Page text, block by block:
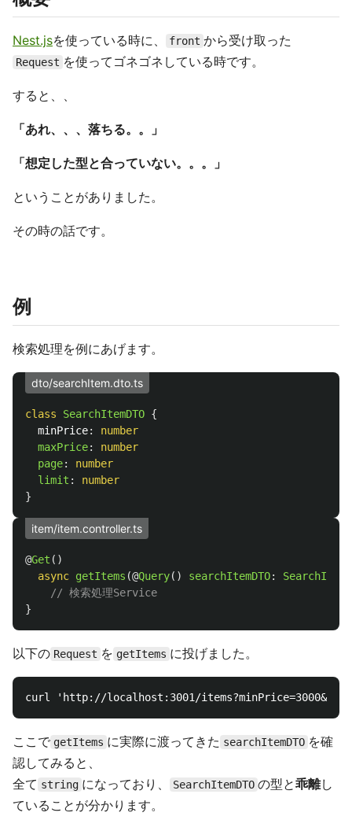
Nest.jsを使っている時に、 front から受け取った
Request を使ってゴネゴネしている時です。
すると、、
「あれ、、、落ちる。。」
「想定した型と合っていない。。。」
ということがありました。
その時の話です。
例
検索処理を例にあげます。
dto/searchItem.dto.ts
class SearchItemDTO {
minPrice:
number
maxPrice:
number
page:
number
limit :
number
}
item/item.controller.ts
@Get ()
async getItems (@Query() searchItemDTO:
// 検索処理Service
}
以下の Request を getItems に投げました。
ここで getItems に実際に渡ってきた searchItemDTO を確
認してみると、
全て string になっており、 SearchItemDTO の型と乖離し
ていることが分かります。